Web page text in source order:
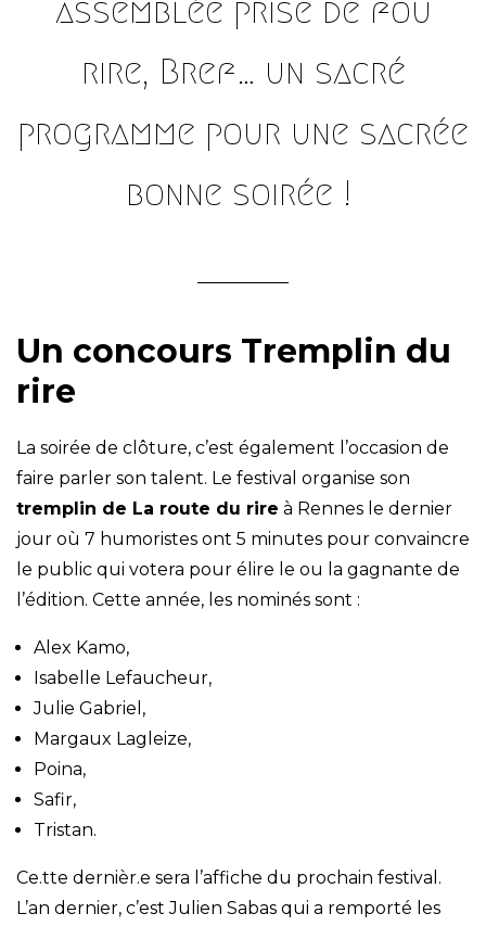
assemblée prise de fou
rire, Bref… un sacré
programme pour une sacrée
bonne soirée !
Un concours Tremplin du
rire
La soirée de clôture, c’est également l’occasion de
faire parler son talent. Le festival organise son
tremplin de La route du rire à Rennes le dernier
jour où 7 humoristes ont 5 minutes pour convaincre
le public qui votera pour élire le ou la gagnante de
l’édition. Cette année, les nominés sont :
Alex Kamo,
Isabelle Lefaucheur,
Julie Gabriel,
Margaux Lagleize,
Poina,
Safir,
Tristan.
Ce.tte dernièr.e sera l’affiche du prochain festival.
L’an dernier, c’est Julien Sabas qui a remporté les